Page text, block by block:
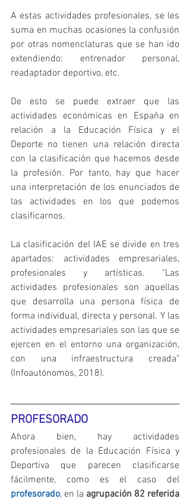
A estas actividades profesionales, se les
suma en muchas ocasiones la confusión
por otras nomenclaturas que se han ido
extendiendo: entrenador personal,
readaptador deportivo, etc.
De esto se puede extraer que las
actividades económicas en España en
relación a la Educación Física y el
Deporte no tienen una relación directa
con la clasificación que hacemos desde
la profesión. Por tanto, hay que hacer
una interpretación de los enunciados de
las actividades en los que podemos
clasificarnos.
La clasificación del IAE se divide en tres
apartados: actividades empresariales,
profesionales y artísticas. "Las
actividades profesionales son aquellas
que desarrolla una persona física de
forma individual, directa y personal. Y las
actividades empresariales son las que se
ejercen en el entorno una organización,
con una infraestructura creada"
(Infoautónomos, 2018).
PROFESORADO
Ahora bien, hay actividades
profesionales de la Educación Física y
Deportiva que parecen clasificarse
profesorado, en la agrupación 82 referida